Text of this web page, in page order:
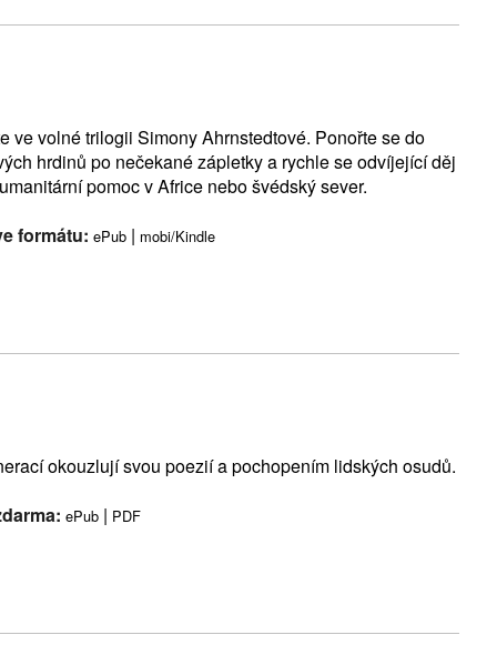
ve volné trilogii Simony Ahrnstedtové. Ponořte se do
hrdinů po nečekané zápletky a rychle se odvíjející děj
pomoc v Africe nebo švédský sever.
formátu: ePub | mobi/Kindle
okouzlují svou poezií a pochopením lidských osudů.
ePub | PDF